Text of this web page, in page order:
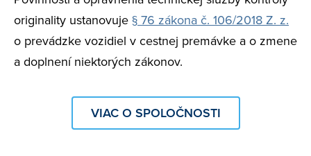
originality ustanovuje § 76 zákona č. 106/2018 Z. z.
o prevádzke vozidiel v cestnej premávke a o zmene
a doplnení niektorých zákonov.
VIAC O SPOLOČNOSTI